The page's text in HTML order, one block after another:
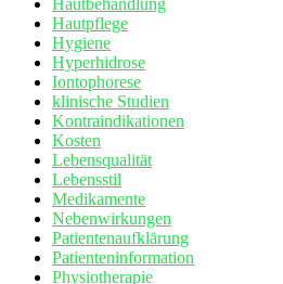
Hautpflege
Hygiene
Hyperhidrose
Iontophorese
klinische Studien
Kontraindikationen
Kosten
Lebensqualität
Lebensstil
Medikamente
Nebenwirkungen
Patientenaufklärung
Patienteninformation
Physiotherapie